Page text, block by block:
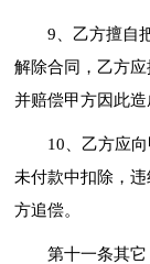
9、乙方擅自
解除合同，乙方
并赔偿甲方因此造
10、乙方应
未付款中扣除，
方追偿。
第十一条其它